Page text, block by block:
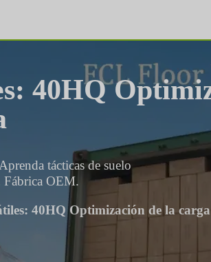
40HQ
tácticas de suelo
Fábrica OEM.
40HQ Optimización de la carga